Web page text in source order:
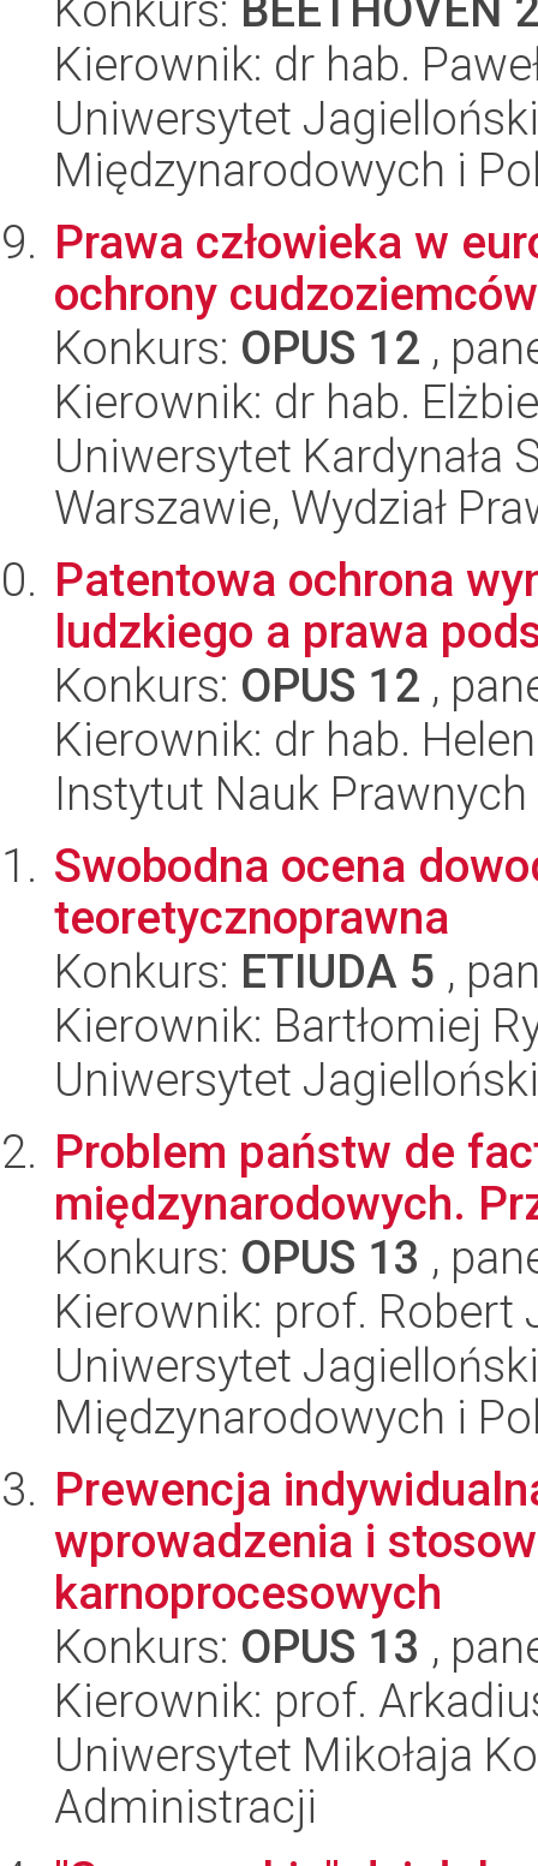
Kierownik: dr hab.
Uniwersytet
Międzynarodowych i
Prawa człowieka w
ochrony cudzoziemców
Konkurs: OPUS 12 ,
Kierownik: dr hab.
Uniwersytet Kardynała
Warszawie, Wydział
Patentowa ochrona
ludzkiego a prawa
Konkurs: OPUS 12 ,
Kierownik: dr hab.
Instytut Nauk Prawnych
Swobodna ocena
teoretycznoprawna
Konkurs: ETIUDA 5 ,
Kierownik: Bartłomiej
Uniwersytet
Problem państw de
międzynarodowych.
Konkurs: OPUS 13 ,
Kierownik: prof. Robert
Uniwersytet
Międzynarodowych i
Prewencja
wprowadzenia i
karnoprocesowych
Konkurs: OPUS 13 ,
Kierownik: prof.
Uniwersytet Mikołaja
Administracji